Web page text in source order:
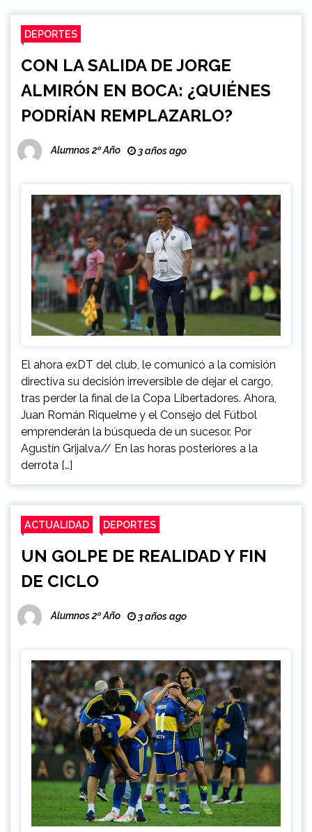
DEPORTES
CON LA SALIDA DE JORGE
ALMIRÓN EN BOCA: ¿QUIÉNES
PODRÍAN REMPLAZARLO?
Alumnos 2º Año 3 años ago
El ahora exDT del club, le comunicó a la comisión
directiva su decisión irreversible de dejar el cargo,
tras perder la final de la Copa Libertadores. Ahora,
Juan Román Riquelme y el Consejo del Fútbol
emprenderán la búsqueda de un sucesor. Por
Agustín Grijalva// En las horas posteriores a la
derrota […]
ACTUALIDAD DEPORTES
UN GOLPE DE REALIDAD Y FIN
DE CICLO
Alumnos 2º Año 3 años ago